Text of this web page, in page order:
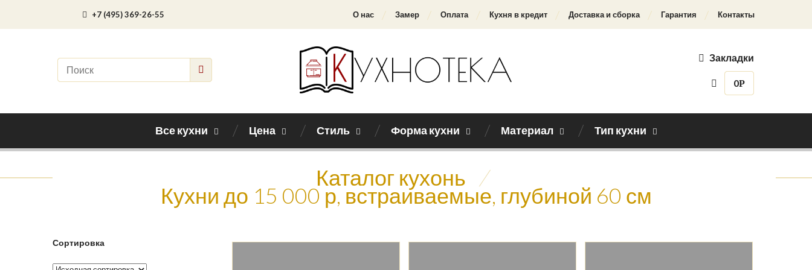
+7 (495) 369-26-55 О нас Замер Оплата Кухня в кредит Доставка и сборка Гарантия Контакты
Закладки
0Р
Все кухни Цена Стиль Форма кухни Материал Тип кухни
Каталог кухонь /
Кухни до 15 000 р, встраиваемые, глубиной 60 см
Сортировка